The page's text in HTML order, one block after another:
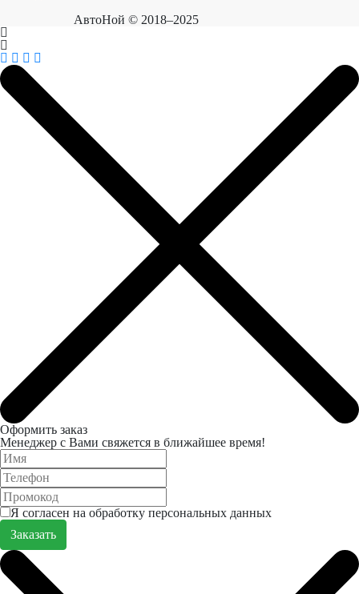
АвтоНой © 2018–2025
Оформить заказ
Менеджер с Вами свяжется в ближайшее время!
Я согласен на обработку персональных данных
Заказать